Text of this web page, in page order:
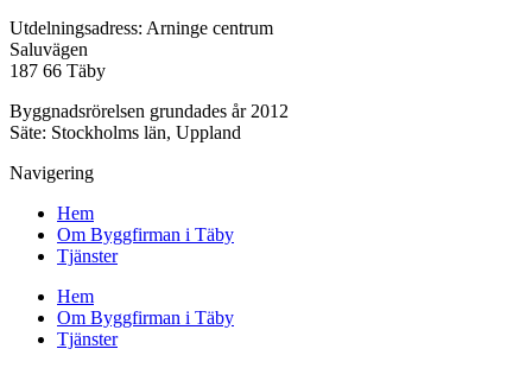
Utdelningsadress: Arninge centrum
Saluvägen
187 66 Täby
Byggnadsrörelsen grundades år 2012
Säte: Stockholms län, Uppland
Navigering
Hem
Om Byggfirman i Täby
Tjänster
Hem
Om Byggfirman i Täby
Tjänster